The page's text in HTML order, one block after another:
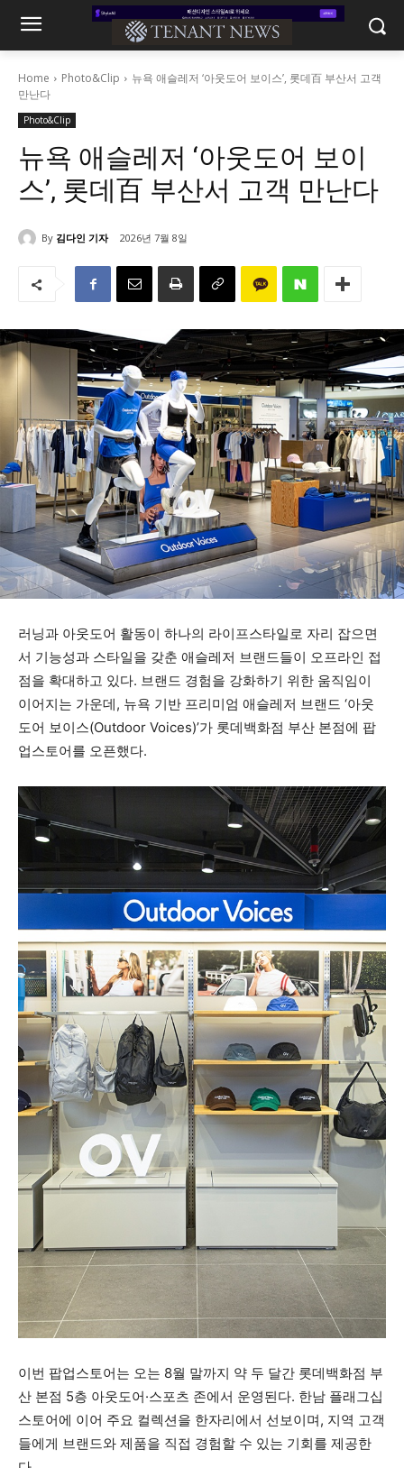
Home Photo&Clip
뉴욕 애슬레저 ‘아웃도어 보이스’, 롯데百 부산서 고객
만난다
Photo&Clip
뉴욕 애슬레저 ‘아웃도어 보이
스’, 롯데百 부산서 고객 만난다
By 김다인 기자 2026년 7월 8일
러닝과 아웃도어 활동이 하나의 라이프스타일로 자리 잡으면
서 기능성과 스타일을 갖춘 애슬레저 브랜드들이 오프라인 접
점을 확대하고 있다. 브랜드 경험을 강화하기 위한 움직임이
이어지는 가운데, 뉴욕 기반 프리미엄 애슬레저 브랜드 ‘아웃
도어 보이스(Outdoor Voices)’가 롯데백화점 부산 본점에 팝
업스토어를 오픈했다.
이번 팝업스토어는 오는 8월 말까지 약 두 달간 롯데백화점 부
산 본점 5층 아웃도어·스포츠 존에서 운영된다. 한남 플래그십
스토어에 이어 주요 컬렉션을 한자리에서 선보이며, 지역 고객
들에게 브랜드와 제품을 직접 경험할 수 있는 기회를 제공한